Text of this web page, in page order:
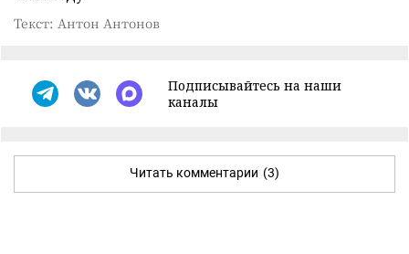
Текст: Антон Антонов
Подписывайтесь на наши
каналы
Читать комментарии (3)